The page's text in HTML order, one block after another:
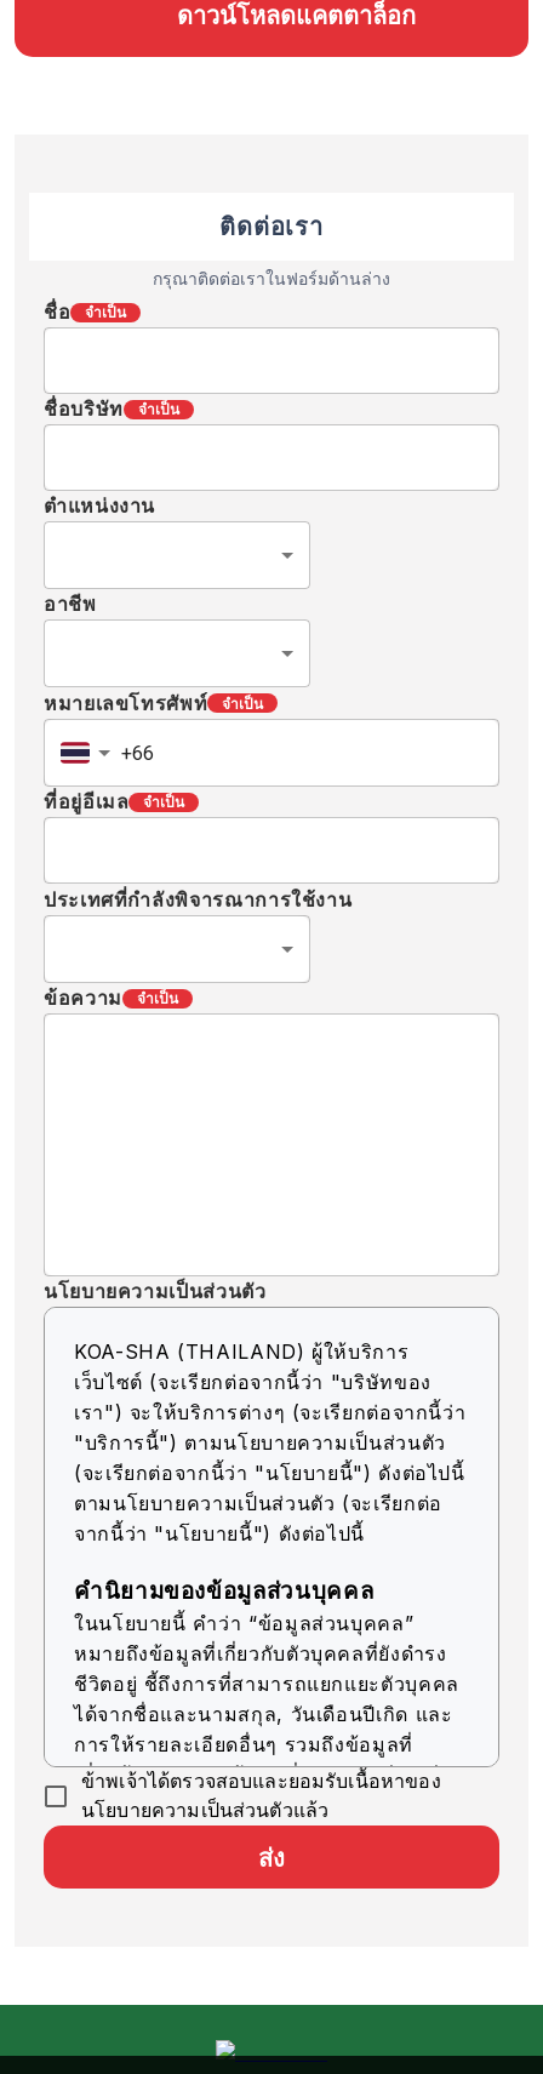
ดาวน์โหลดแคตตาล็อก
ติดต่อเรา
กรุณาติดต่อเราในฟอร์มด้านล่าง
ชื่อ จำเป็น
ชื่อบริษัท จำเป็น
ตำแหน่งงาน
อาชีพ
หมายเลขโทรศัพท์ จำเป็น
ที่อยู่อีเมล จำเป็น
ประเทศที่กำลังพิจารณาการใช้งาน
ข้อความ จำเป็น
นโยบายความเป็นส่วนตัว
KOA-SHA (THAILAND) ผู้ให้บริการ
เว็บไซต์ (จะเรียกต่อจากนี้ว่า "บริษัทของ
เรา") จะให้บริการต่างๆ (จะเรียกต่อจากนี้ว่า
"บริการนี้") ตามนโยบายความเป็นส่วนตัว
(จะเรียกต่อจากนี้ว่า "นโยบายนี้") ดังต่อไปนี้
ตามนโยบายความเป็นส่วนตัว (จะเรียกต่อ
จากนี้ว่า "นโยบายนี้") ดังต่อไปนี้
คำนิยามของข้อมูลส่วนบุคคล
ในนโยบายนี้ คำว่า “ข้อมูลส่วนบุคคล”
หมายถึงข้อมูลที่เกี่ยวกับตัวบุคคลที่ยังดำรง
ชีวิตอยู่ ชี้ถึงการที่สามารถแยกแยะตัวบุคคล
ได้จากชื่อและนามสกุล, วันเดือนปีเกิด และ
การให้รายละเอียดอื่นๆ รวมถึงข้อมูลที่
เกี่ยวข้อง (รวมถึงข้อมูลที่สามารถเทียบเคียง
กับข้อมูลอื่นๆ ได้ง่าย ซึ่งจะช่วยให้สามารถ
การรับข้อมูลส่วนบุคคล
การใช้ข้อมูลส่วนบุคคล
บริษัทของเราจะใช้ข้อมูลส่วนบุคคลตราบ
ข้าพเจ้าได้ตรวจสอบและยอมรับเนื้อหาของ
นโยบายความเป็นส่วนตัวแล้ว
ส่ง